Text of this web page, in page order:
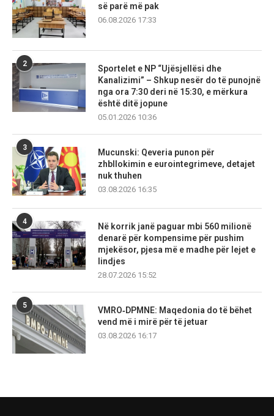
së parë më pak
06.08.2026 17:33
2
Sportelet e NP “Ujësjellësi dhe
Kanalizimi” – Shkup nesër do të punojnë
nga ora 7:30 deri në 15:30, e mërkura
është ditë jopune
05.01.2026 10:36
3
Mucunski: Qeveria punon për
zhbllokimin e eurointegrimeve, detajet
nuk thuhen
03.08.2026 16:35
4
Në korrik janë paguar mbi 560 milionë
denarë për kompensime për pushim
mjekësor, pjesa më e madhe për lejet e
lindjes
28.07.2026 15:52
5
VMRO‑DPMNE: Maqedonia do të bëhet
vend më i mirë për të jetuar
03.08.2026 16:17